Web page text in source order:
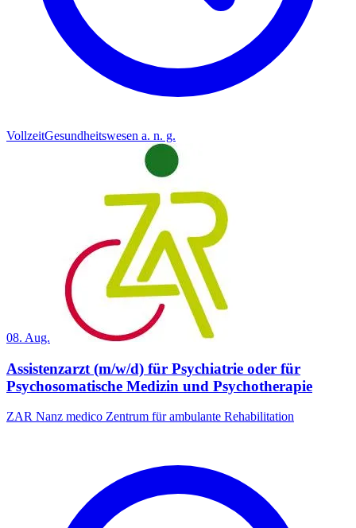
VollzeitGesundheitswesen a. n. g.
08. Aug.
Assistenzarzt (m/w/d) für Psychiatrie oder für
Psychosomatische Medizin und Psychotherapie
ZAR Nanz medico Zentrum für ambulante Rehabilitation